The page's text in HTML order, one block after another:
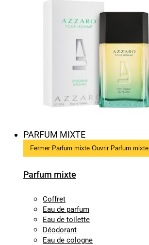
PARFUM MIXTE
Fermer Parfum mixte Ouvrir Parfum mixte
Parfum mixte
Coffret
Eau de parfum
Eau de toilette
Déodorant
Eau de cologne